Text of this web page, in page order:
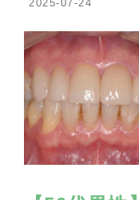
2025-07-24